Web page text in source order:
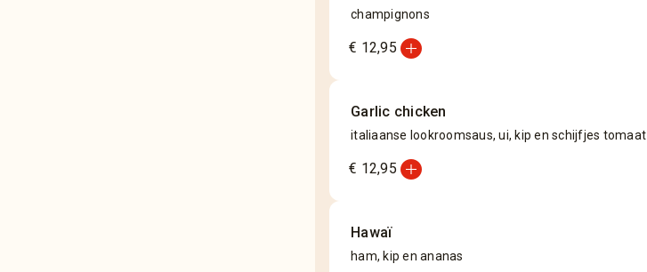
champignons
€ 12,95 add_circle
Garlic chicken
italiaanse lookroomsaus, ui, kip en schijfjes tomaat
€ 12,95 add_circle
Hawaï
ham, kip en ananas